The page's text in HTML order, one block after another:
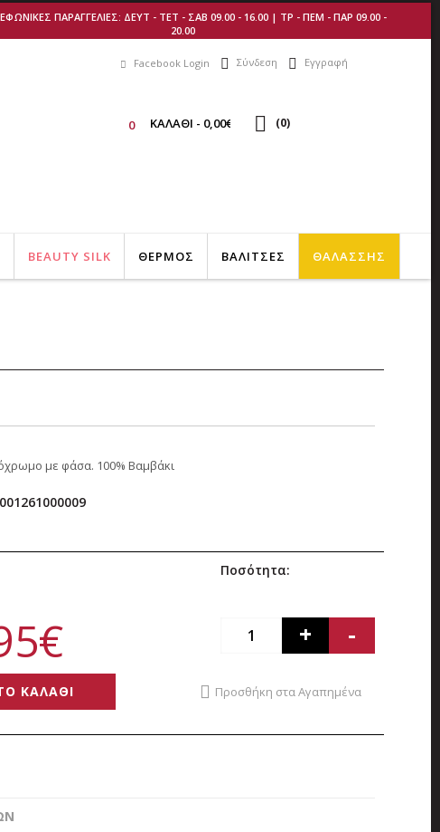
ΠΑΡΑΓΓΕΛΙΕΣ: ΔΕΥΤ - ΤΕΤ - ΣΑΒ 09.00 - 16.00 | ΤΡ - ΠΕΜ - ΠΑΡ 09.00 -
20.00
Facebook Login Σύνδεση Εγγραφή
0 ΚΑΛΑΘI - 0,00€ (0)
BEAUTY SILK ΘΕΡΜΟΣ ΒΑΛΙΤΣΕΣ ΘΑΛΑΣΣΗΣ
με φάσα. 100% Bαμβάκι
Ποσότητα:
-
+
ΚΑΛΑΘΙ Προσθήκη στα Αγαπημένα